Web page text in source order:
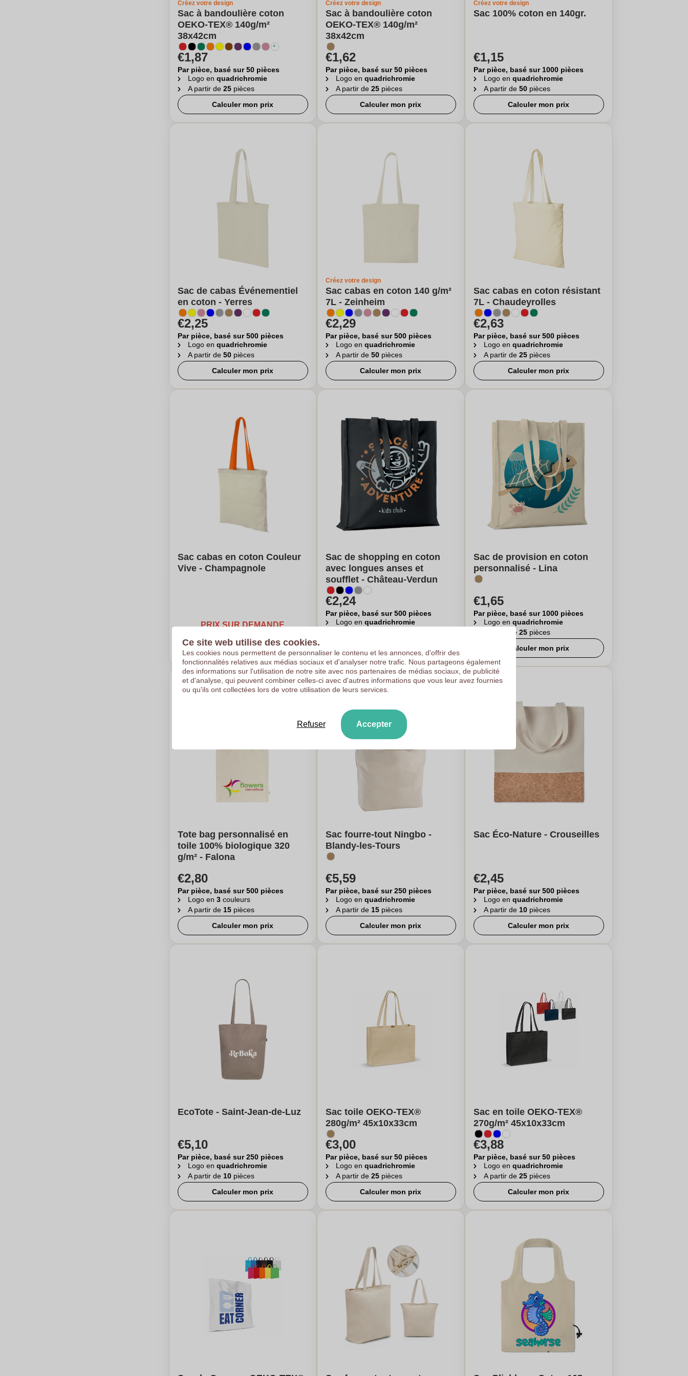
Créez votre design
Sac à bandoulière coton
OEKO-TEX® 140g/m²
38x42cm
€1,87
Par pièce, basé sur 50 pièces
Logo en quadrichromie
A partir de 25 pièces
Calculer mon prix
Créez votre design
Sac à bandoulière coton
OEKO-TEX® 140g/m²
38x42cm
€1,62
Par pièce, basé sur 50 pièces
Logo en quadrichromie
A partir de 25pièces
Calculer mon prix
Créez votre design
Sac 100% coton en 140gr.
€1,15
Par pièce, basé sur 1000 pièces
Logo en quadrichromie
A partir de 50pièces
Calculer mon prix
Sac de cabas Événementiel
en coton - Yerres
€2,25
Par pièce, basé sur 500 pièces
Logo en quadrichromie
A partir de 50 pièces
Calculer mon prix
Créez votre design
Sac cabas en coton 140 g/m²
7L - Zeinheim
€2,29
Par pièce, basé sur 500 pièces
Logo en quadrichromie
A partir de 50pièces
Calculer mon prix
Sac cabas en coton résistant
7L - Chaudeyrolles
€2,63
Par pièce, basé sur 500 pièces
Logo en quadrichromie
A partir de 25pièces
Calculer mon prix
Sac cabas en coton Couleur
Vive - Champagnole
PRIX SUR DEMANDE
Prix sur demande
Sac de shopping en coton
avec longues anses et
soufflet - Château-Verdun
€2,24
Par pièce, basé sur 500 pièces
Logo en quadrichromie
Sac de provision en coton
personnalisé - Lina
€1,65
Par pièce, basé sur 1000 pièces
Logo en quadrichromie
A partir de 25pièces
Calculer mon prix
Tote bag personnalisé en
toile 100% biologique 320
g/m² - Falona
€2,80
Par pièce, basé sur 500 pièces
Logo en 3 couleurs
A partir de 15 pièces
Calculer mon prix
Sac fourre-tout Ningbo -
Blandy-les-Tours
€5,59
Par pièce, basé sur 250 pièces
Logo en quadrichromie
A partir de 15pièces
Calculer mon prix
Sac Éco-Nature - Crouseilles
€2,45
Par pièce, basé sur 500 pièces
Logo en quadrichromie
A partir de 10pièces
Calculer mon prix
EcoTote - Saint-Jean-de-Luz
€5,10
Par pièce, basé sur 250 pièces
Logo en quadrichromie
A partir de 10 pièces
Calculer mon prix
Sac toile OEKO-TEX®
280g/m² 45x10x33cm
€3,00
Par pièce, basé sur 50 pièces
Logo en quadrichromie
A partir de 25pièces
Calculer mon prix
Sac en toile OEKO-TEX®
270g/m² 45x10x33cm
€3,88
Par pièce, basé sur 50 pièces
Logo en quadrichromie
A partir de 25pièces
Calculer mon prix
Ce site web utilise des cookies.
Les cookies nous permettent de personnaliser le contenu et les annonces, d'offrir des
fonctionnalités relatives aux médias sociaux et d'analyser notre trafic. Nous partageons également
des informations sur l'utilisation de notre site avec nos partenaires de médias sociaux, de publicité
et d'analyse, qui peuvent combiner celles-ci avec d'autres informations que vous leur avez fournies
ou qu'ils ont collectées lors de votre utilisation de leurs services.
Refuser Accepter